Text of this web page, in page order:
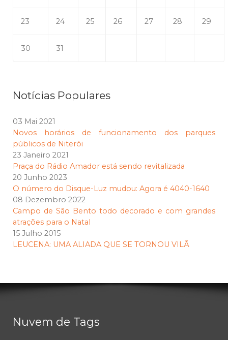
23 24 25 26 27 28 29
30 31
Notícias Populares
03 Mai 2021
Novos horários de funcionamento dos parques
públicos de Niterói
23 Janeiro 2021
Praça do Rádio Amador está sendo revitalizada
20 Junho 2023
O número do Disque-Luz mudou: Agora é 4040-1640
08 Dezembro 2022
Campo de São Bento todo decorado e com grandes
atrações para o Natal
15 Julho 2015
LEUCENA: UMA ALIADA QUE SE TORNOU VILÃ
Nuvem de Tags